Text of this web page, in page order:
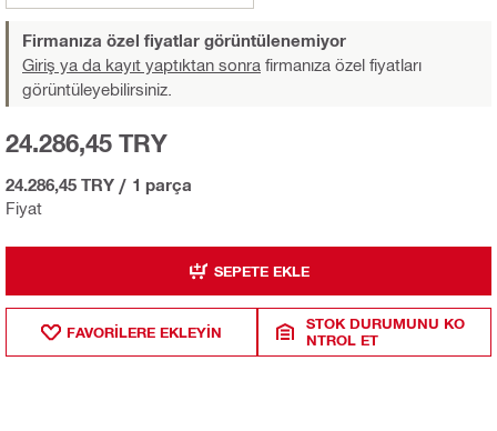
Firmanıza özel fiyatlar görüntülenemiyor
Giriş ya da kayıt yaptıktan sonra firmanıza özel fiyatları
görüntüleyebilirsiniz.
Fiyat
24.286,45 TRY
24.286,45 TRY / 1 parça
SEPETE EKLE
FAVORILERE EKLEYIN
STOK DURUMUNU KO
NTROL ET